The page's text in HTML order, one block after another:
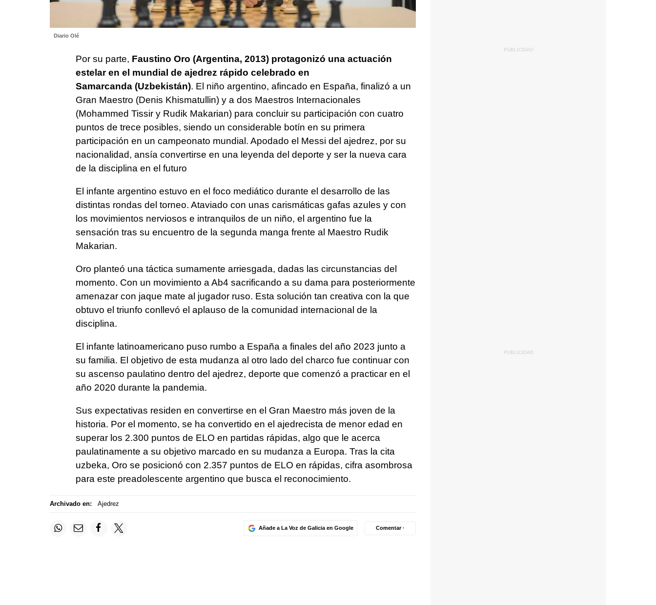
Diario Olé
Por su parte, Faustino Oro (Argentina, 2013) protagonizó una actuación
estelar en el mundial de ajedrez rápido celebrado en
Samarcanda (Uzbekistán). El niño argentino, afincado en España, finalizó a un
Gran Maestro (Denis Khismatullin) y a dos Maestros Internacionales
(Mohammed Tissir y Rudik Makarian) para concluir su participación con cuatro
puntos de trece posibles, siendo un considerable botín en su primera
participación en un campeonato mundial. Apodado el Messi del ajedrez, por su
nacionalidad, ansía convertirse en una leyenda del deporte y ser la nueva cara
de la disciplina en el futuro
El infante argentino estuvo en el foco mediático durante el desarrollo de las
distintas rondas del torneo. Ataviado con unas carismáticas gafas azules y con
los movimientos nerviosos e intranquilos de un niño, el argentino fue la
sensación tras su encuentro de la segunda manga frente al Maestro Rudik
Makarian.
Oro planteó una táctica sumamente arriesgada, dadas las circunstancias del
momento. Con un movimiento a Ab4 sacrificando a su dama para posteriormente
amenazar con jaque mate al jugador ruso. Esta solución tan creativa con la que
obtuvo el triunfo conllevó el aplauso de la comunidad internacional de la
disciplina.
El infante latinoamericano puso rumbo a España a finales del año 2023 junto a
su familia. El objetivo de esta mudanza al otro lado del charco fue continuar con
su ascenso paulatino dentro del ajedrez, deporte que comenzó a practicar en el
año 2020 durante la pandemia.
Sus expectativas residen en convertirse en el Gran Maestro más joven de la
historia. Por el momento, se ha convertido en el ajedrecista de menor edad en
superar los 2.300 puntos de ELO en partidas rápidas, algo que le acerca
paulatinamente a su objetivo marcado en su mudanza a Europa. Tras la cita
uzbeka, Oro se posicionó con 2.357 puntos de ELO en rápidas, cifra asombrosa
para este preadolescente argentino que busca el reconocimiento.
Archivado en: Ajedrez
Añade a La Voz de Galicia en Google Comentar ·